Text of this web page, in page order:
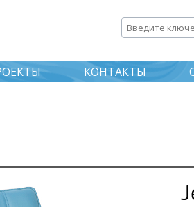
основному
содержанию
Введите
КОНТАКТЫ